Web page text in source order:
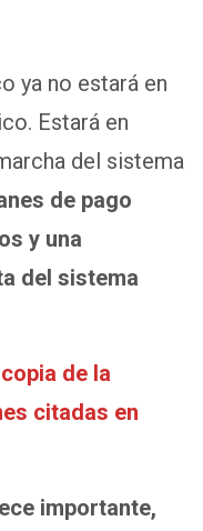
ya no estará en
Estará en
del sistema
de pago
y una
del sistema
de la
citadas en
importante,